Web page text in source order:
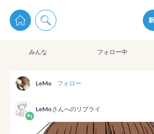
pixiv Sketchは2024年5月28日付で プライパシーポ
通知を受け取るにはここをクリッ
pixiv Sketchアプリでさらに快適
みんな フォロー中
LeMo フォロー
LeMoさんへのリプライ